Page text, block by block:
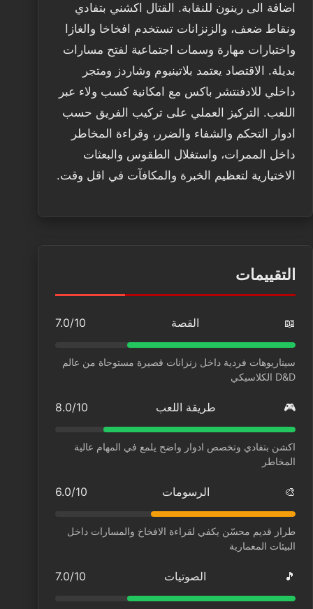
اضافة الى رينون للنقابة. القتال اكشني بتفادي
ونقاط ضعف، والزنزانات تستخدم افخاخا والغازا
واختبارات مهارة وسمات اجتماعية لفتح مسارات
بديلة. الاقتصاد يعتمد بلاتينيوم وشاردز ومتجر
داخلي للادفنتشر باكس مع امكانية كسب ولاء عبر
اللعب. التركيز العملي على تركيب الفريق حسب
ادوار التحكم والشفاء والضرر، وقراءة المخاطر
داخل الممرات، واستغلال الطقوس والبعثات
الاختيارية لتعظيم الخبرة والمكافآت في اقل وقت.
التقييمات
📖 القصة 7.0/10
سيناريوهات فردية داخل زنزانات قصيرة مستوحاة من عالم
D&D الكلاسيكي
🎮 طريقة اللعب 8.0/10
اكشن بتفادي وتخصص ادوار واضح يلمع في المهام عالية
المخاطر
🎨 الرسومات 6.0/10
طراز قديم محسّن يكفي لقراءة الافخاخ والمسارات داخل
البيئات المعمارية
🎵 الصوتيات 7.0/10